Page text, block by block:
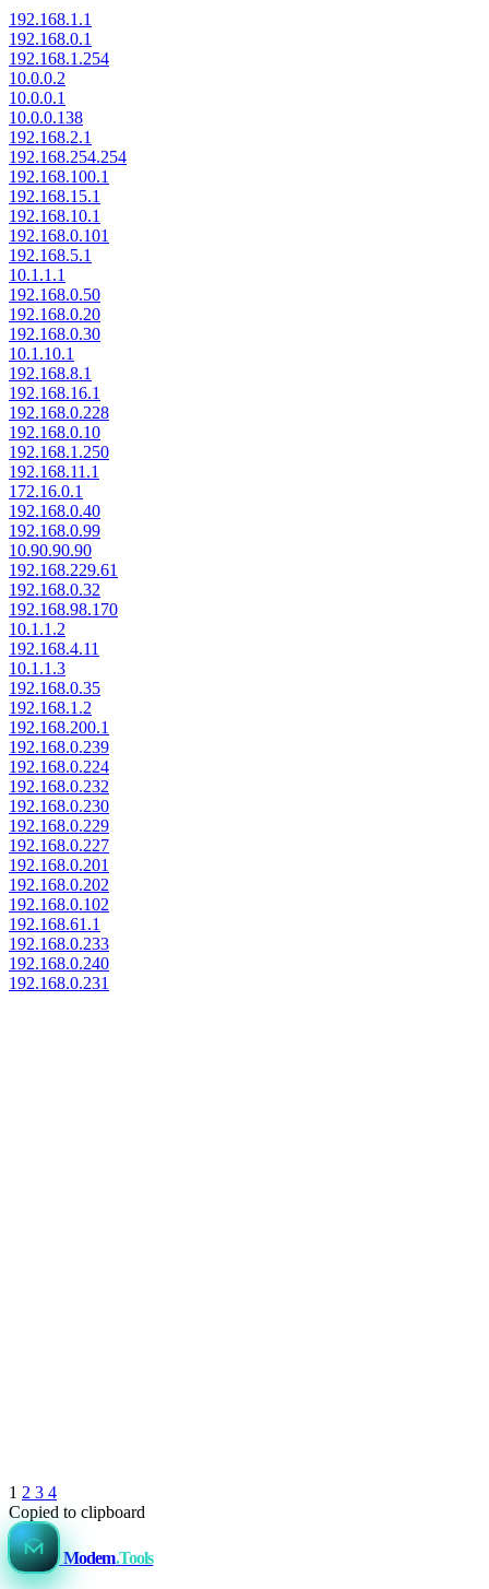
192.168.1.1
192.168.0.1
192.168.1.254
10.0.0.2
10.0.0.1
10.0.0.138
192.168.2.1
192.168.254.254
192.168.100.1
192.168.15.1
192.168.10.1
192.168.0.101
192.168.5.1
10.1.1.1
192.168.0.50
192.168.0.20
192.168.0.30
10.1.10.1
192.168.8.1
192.168.16.1
192.168.0.228
192.168.0.10
192.168.1.250
192.168.11.1
172.16.0.1
192.168.0.40
192.168.0.99
10.90.90.90
192.168.229.61
192.168.0.32
192.168.98.170
10.1.1.2
192.168.4.11
10.1.1.3
192.168.0.35
192.168.1.2
192.168.200.1
192.168.0.239
192.168.0.224
192.168.0.232
192.168.0.230
192.168.0.229
192.168.0.227
192.168.0.201
192.168.0.202
192.168.0.102
192.168.61.1
192.168.0.233
192.168.0.240
192.168.0.231
1 2 3 4
Copied to clipboard
Modem.Tools